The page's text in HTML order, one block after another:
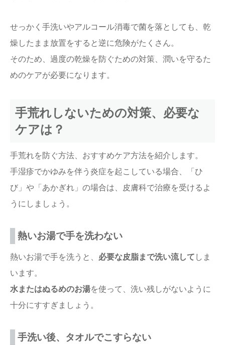
せっかく手洗いやアルコール消毒で菌を落としても、乾
燥したまま放置をすると逆に危険がたくさん。
そのため、過度の乾燥を防ぐための対策、潤いを守るた
めのケアが必要になります。
手荒れしないための対策、必要な
ケアは？
手荒れを防ぐ方法、おすすめケア方法を紹介します。
手湿疹でかゆみを伴う炎症を起こしている場合、「ひ
び」や「あかぎれ」の場合は、皮膚科で治療を受けるよ
うにしましょう。
熱いお湯で手を洗わない
熱いお湯で手を洗うと、 必要な皮脂まで洗い流して しま
います。
水またはぬるめのお湯を使って、洗い残しがないように
十分にすすぎましょう。
手洗い後、タオルでこすらない